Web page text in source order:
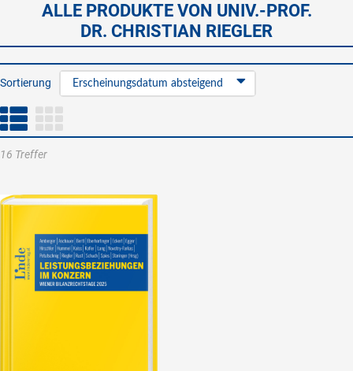
ALLE PRODUKTE VON UNIV.-PROF.
DR. CHRISTIAN RIEGLER
Sortierung Erscheinungsdatum absteigend
16 Treffer